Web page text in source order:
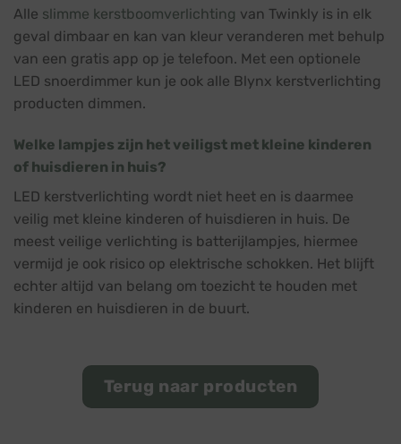
Alle slimme kerstboomverlichting van Twinkly is in elk
geval dimbaar en kan van kleur veranderen met behulp
van een gratis app op je telefoon. Met een optionele
LED snoerdimmer kun je ook alle Blynx kerstverlichting
producten dimmen.
Welke lampjes zijn het veiligst met kleine kinderen
of huisdieren in huis?
LED kerstverlichting wordt niet heet en is daarmee
veilig met kleine kinderen of huisdieren in huis. De
meest veilige verlichting is batterijlampjes, hiermee
vermijd je ook risico op elektrische schokken. Het blijft
echter altijd van belang om toezicht te houden met
kinderen en huisdieren in de buurt.
Terug naar producten